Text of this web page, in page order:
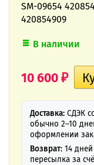
SM-09654
420854909
В наличии
10 600 ₽
Доставка: СДЭК
обычно 2–10
оформлении
Возврат: 14
пересылка за